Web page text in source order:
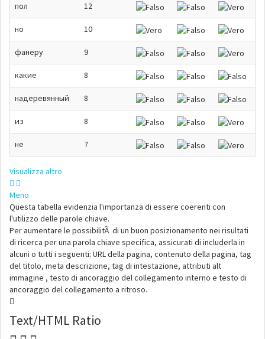
пол 12
но 10
фанеру 9
какие 8
надеревянный 8
из 8
не 7
Visualizza altro
Meno
Questa tabella evidenzia l'importanza di essere coerenti con
l'utilizzo delle parole chiave.
Per aumentare le possibilitÃ di un buon posizionamento nei risultati
di ricerca per una parola chiave specifica, assicurati di includerla in
alcuni o tutti i seguenti: URL della pagina, contenuto della pagina, tag
del titolo, meta descrizione, tag di intestazione, attributi alt
immagine , testo di ancoraggio del collegamento interno e testo di
ancoraggio del collegamento a ritroso.
Text/HTML Ratio